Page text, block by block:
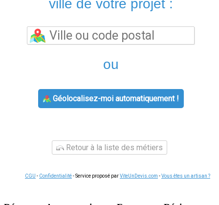
ville de votre projet :
ou
Géolocalisez-moi automatiquement !
Retour à la liste des métiers
CGU - Confidentialité- Service proposé parViteUnDevis.com -Vous êtes un artisan ?